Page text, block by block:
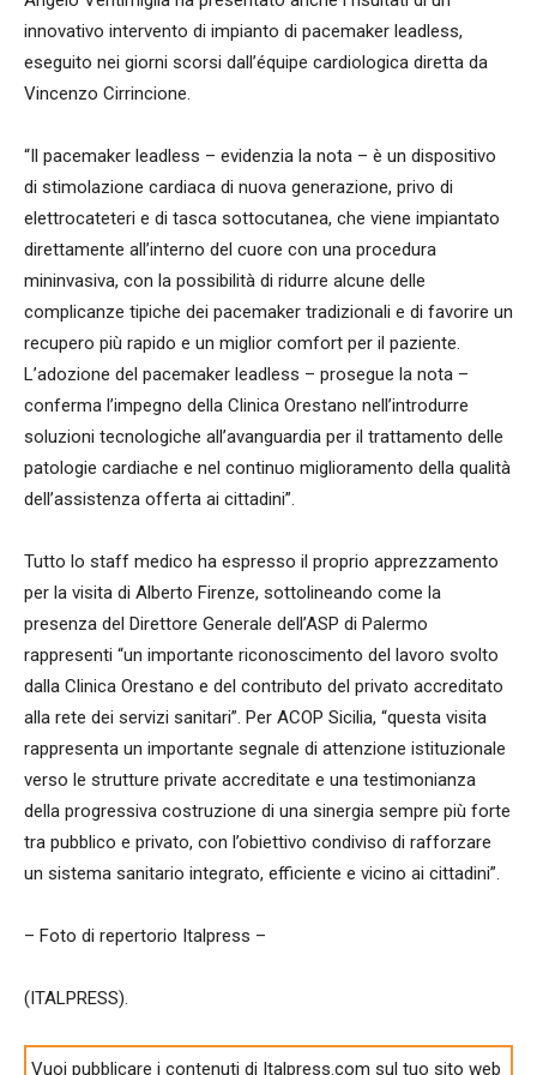
innovativo intervento di impianto di pacemaker leadless,
eseguito nei giorni scorsi dall’équipe cardiologica diretta da
Vincenzo Cirrincione.
“Il pacemaker leadless – evidenzia la nota – è un dispositivo
di stimolazione cardiaca di nuova generazione, privo di
elettrocateteri e di tasca sottocutanea, che viene impiantato
direttamente all’interno del cuore con una procedura
mininvasiva, con la possibilità di ridurre alcune delle
complicanze tipiche dei pacemaker tradizionali e di favorire un
recupero più rapido e un miglior comfort per il paziente.
L’adozione del pacemaker leadless – prosegue la nota –
conferma l’impegno della Clinica Orestano nell’introdurre
soluzioni tecnologiche all’avanguardia per il trattamento delle
patologie cardiache e nel continuo miglioramento della qualità
dell’assistenza offerta ai cittadini”.
Tutto lo staff medico ha espresso il proprio apprezzamento
per la visita di Alberto Firenze, sottolineando come la
presenza del Direttore Generale dell’ASP di Palermo
rappresenti “un importante riconoscimento del lavoro svolto
dalla Clinica Orestano e del contributo del privato accreditato
alla rete dei servizi sanitari”. Per ACOP Sicilia, “questa visita
rappresenta un importante segnale di attenzione istituzionale
verso le strutture private accreditate e una testimonianza
della progressiva costruzione di una sinergia sempre più forte
tra pubblico e privato, con l’obiettivo condiviso di rafforzare
un sistema sanitario integrato, efficiente e vicino ai cittadini”.
– Foto di repertorio Italpress –
(ITALPRESS).
Vuoi pubblicare i contenuti di Italpress.com sul tuo sito web